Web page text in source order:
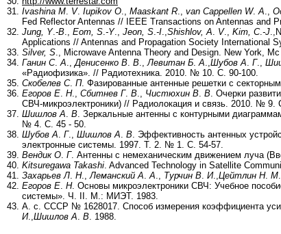
Ivashina M. V. Iupikov O., Maaskant R., van Cappellen W. A.,
Fed Reflector Antennas // IEEE Transactions on Antennas and
Jung, Y.-B., Eom, S.-Y., Jeon, S.-I.,Shishlov, A. V., Kim, C.-J
Applications // Antennas and Propagation Society International
Silver, S., Microwave Antenna Theory and Design. New York,
Ганин С.А., Денисенко В. В., Левитан Б.А.,Шубов А. Г.,
«Радиофизика». // Радиотехника. 2010. № 10. С. 90-100.
Скобелев С. П. Фазированные антенные решетки с
Егоров Е. Н., Сбитнев Г. В., Чистюхин В. В. Очерки
СВЧ-микроэлектроники) // Радиолокация и связь. 2010. № 9.
Шишлов А. В. Зеркальные антенны с контурными
№ 4. С. 45 - 50.
Шубов А. Г., Шишлов А. В. Эффективность антенных
электронные системы. 1997. Т. 2. № 1. С. 54-57.
Вендик О. Г. Антенны с немеханическим движением луча
Kitsuregawa Takashi. Advanced Technology in Satellite
Захарьев Л. Н., Леманский А.А., Турчин В. И.,Цейтлин Н. М
Егоров Е. Н. Основы микроэлектроники СВЧ: Учебное
системы». Ч. II. М.: МИЭТ. 1983.
А. с. СССР № 1628017. Способ измерения коэффициента
И.,Шишлов А. В. 1988.